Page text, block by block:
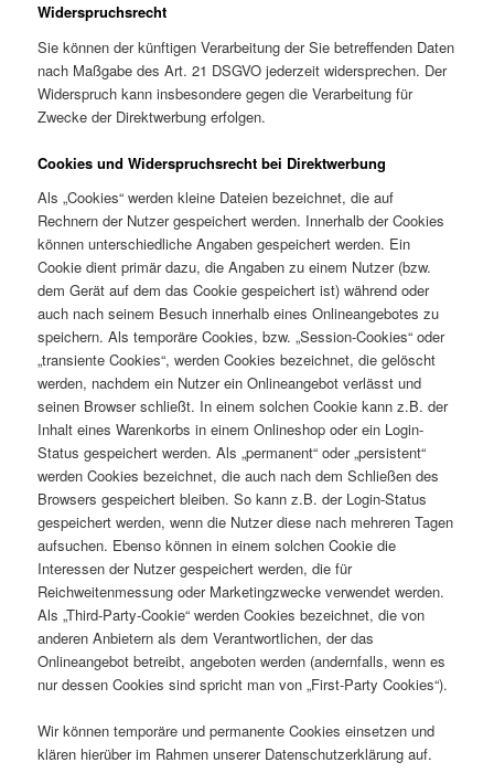
Widerspruchsrecht
Sie können der künftigen Verarbeitung der Sie betreffenden Daten
nach Maßgabe des Art. 21 DSGVO jederzeit widersprechen. Der
Widerspruch kann insbesondere gegen die Verarbeitung für
Zwecke der Direktwerbung erfolgen.
Cookies und Widerspruchsrecht bei Direktwerbung
Als „Cookies“ werden kleine Dateien bezeichnet, die auf
Rechnern der Nutzer gespeichert werden. Innerhalb der Cookies
können unterschiedliche Angaben gespeichert werden. Ein
Cookie dient primär dazu, die Angaben zu einem Nutzer (bzw.
dem Gerät auf dem das Cookie gespeichert ist) während oder
auch nach seinem Besuch innerhalb eines Onlineangebotes zu
speichern. Als temporäre Cookies, bzw. „Session-Cookies“ oder
„transiente Cookies“, werden Cookies bezeichnet, die gelöscht
werden, nachdem ein Nutzer ein Onlineangebot verlässt und
seinen Browser schließt. In einem solchen Cookie kann z.B. der
Inhalt eines Warenkorbs in einem Onlineshop oder ein Login-
Status gespeichert werden. Als „permanent“ oder „persistent“
werden Cookies bezeichnet, die auch nach dem Schließen des
Browsers gespeichert bleiben. So kann z.B. der Login-Status
gespeichert werden, wenn die Nutzer diese nach mehreren Tagen
aufsuchen. Ebenso können in einem solchen Cookie die
Interessen der Nutzer gespeichert werden, die für
Reichweitenmessung oder Marketingzwecke verwendet werden.
Als „Third-Party-Cookie“ werden Cookies bezeichnet, die von
anderen Anbietern als dem Verantwortlichen, der das
Onlineangebot betreibt, angeboten werden (andernfalls, wenn es
nur dessen Cookies sind spricht man von „First-Party Cookies“).
Wir können temporäre und permanente Cookies einsetzen und
klären hierüber im Rahmen unserer Datenschutzerklärung auf.